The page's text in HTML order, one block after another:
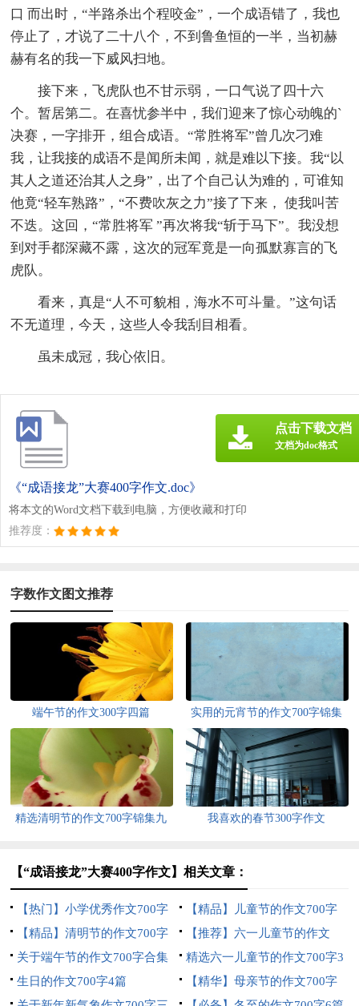
口 而出时，“半路杀出个程咬金”，一个成语错了，我也
停止了，才说了二十八个，不到鲁鱼恒的一半，当初赫
赫有名的我一下威风扫地。
接下来，飞虎队也不甘示弱，一口气说了四十六
个。暂居第二。在喜忧参半中，我们迎来了惊心动魄的`
决赛，一字排开，组合成语。“常胜将军”曾几次刁难
我，让我接的成语不是闻所未闻，就是难以下接。我“以
其人之道还治其人之身”，出了个自己认为难的，可谁知
他竟“轻车熟路”，“不费吹灰之力”接了下来， 使我叫苦
不迭。这回，“常胜将军 ”再次将我“斩于马下”。我没想
到对手都深藏不露，这次的冠军竟是一向孤默寡言的飞
虎队。
看来，真是“人不可貌相，海水不可斗量。”这句话
不无道理，今天，这些人令我刮目相看。
虽未成冠，我心依旧。
《“成语接龙”大赛400字作文.doc》
将本文的Word文档下载到电脑，方便收藏和打印
推荐度：
点击下载文档
文档为doc格式
字数作文图文推荐
端午节的作文300字四篇
实用的元宵节的作文700字锦集
十篇
精选清明节的作文700字锦集九
我喜欢的春节300字作文
【“成语接龙”大赛400字作文】相关文章：
【热门】小学优秀作文700字
三篇
【精品】儿童节的作文700字
五篇
【精品】清明节的作文700字
合集十篇
【推荐】六一儿童节的作文
700字8篇
关于端午节的作文700字合集
六篇
精选六一儿童节的作文700字3
篇
生日的作文700字4篇
【精华】母亲节的作文700字